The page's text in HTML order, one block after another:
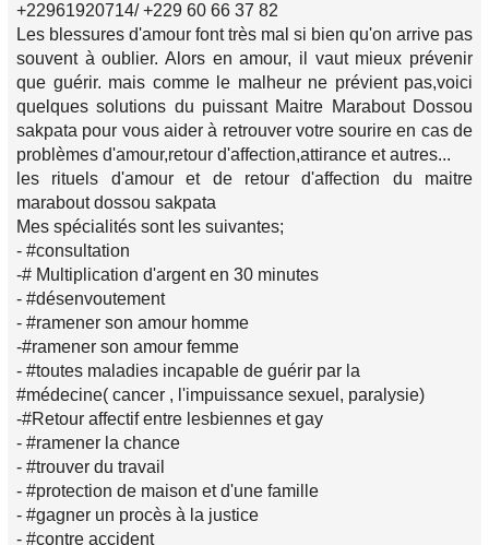
+22961920714/ +229 60 66 37 82
Les blessures d'amour font très mal si bien qu'on arrive pas
souvent à oublier. Alors en amour, il vaut mieux prévenir
que guérir. mais comme le malheur ne prévient pas,voici
quelques solutions du puissant Maitre Marabout Dossou
sakpata pour vous aider à retrouver votre sourire en cas de
problèmes d'amour,retour d'affection,attirance et autres...
les rituels d'amour et de retour d'affection du maitre
marabout dossou sakpata
Mes spécialités sont les suivantes;
- #consultation
-# Multiplication d'argent en 30 minutes
- #désenvoutement
- #ramener son amour homme
-#ramener son amour femme
- #toutes maladies incapable de guérir par la
#médecine( cancer , l'impuissance sexuel, paralysie)
-#Retour affectif entre lesbiennes et gay
- #ramener la chance
- #trouver du travail
- #protection de maison et d'une famille
- #gagner un procès à la justice
- #contre accident